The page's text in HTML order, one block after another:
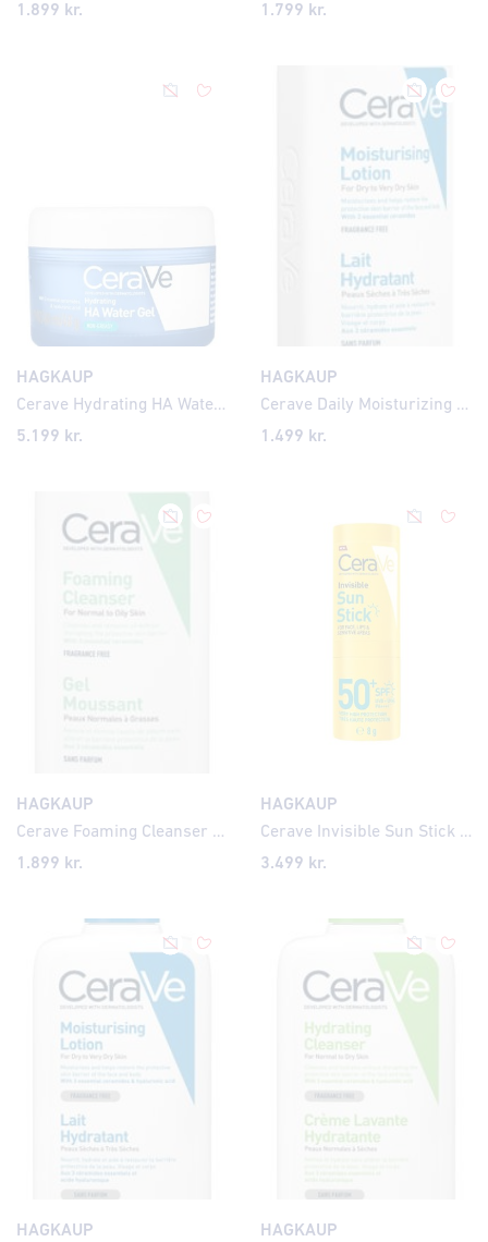
1.899 kr.
1.799 kr.
HAGKAUP
Cerave Hydrating HA Water Gel 48gr
5.199 kr.
HAGKAUP
Cerave Daily Moisturizing Lotion 85ml
1.499 kr.
HAGKAUP
Cerave Foaming Cleanser 85ml
1.899 kr.
HAGKAUP
Cerave Invisible Sun Stick SP50+ 8gr
3.499 kr.
HAGKAUP HAGKAUP